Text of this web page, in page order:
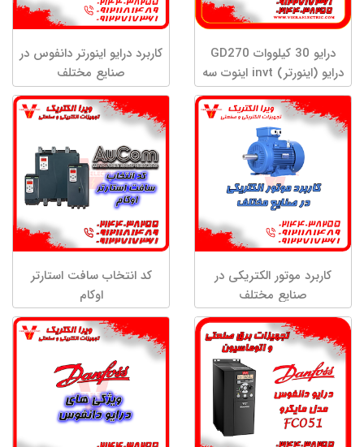
درایو 30 کیلووات GD270
درایو (اینورتر) invt اینوت سه
فاز توان 30 کیلووات
GD270-030-4 درایو
تخصصی پمپ و فن
کاربرد درایو اینورتر دانفوس در
صنایع مختلف
کاربرد موتور الکتریکی در
صنایع مختلف
کد انتخاب سافت استارتر
اوکام